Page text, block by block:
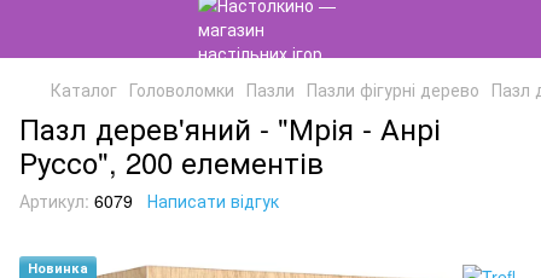
Каталог Головоломки Пазли Пазли фігурні дерево Пазл
Пазл дерев'яний - "Мрія - Анрі
Руссо", 200 елементів
Артикул: 6079 Написати відгук
Новинка